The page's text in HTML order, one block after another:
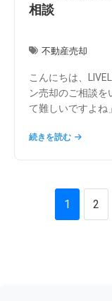
相談
不動産売却
こんにちは、
ン売却のご相談を
て難しいですよね
続きを読む
1 2